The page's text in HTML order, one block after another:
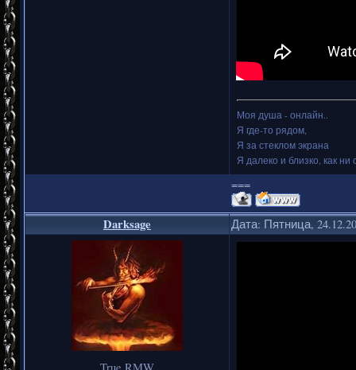
Моя душа - онлайн..
Я где-то рядом,
Я за стеклом экрана
Я далеко и близко, как ни
===
Darksage Дата: Пятница,
True RMW